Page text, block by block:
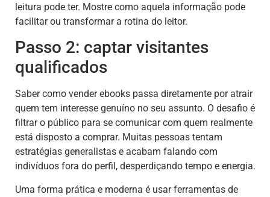
leitura pode ter. Mostre como aquela informação pode
facilitar ou transformar a rotina do leitor.
Passo 2: captar visitantes
qualificados
Saber como vender ebooks passa diretamente por atrair
quem tem interesse genuíno no seu assunto. O desafio é
filtrar o público para se comunicar com quem realmente
está disposto a comprar. Muitas pessoas tentam
estratégias generalistas e acabam falando com
indivíduos fora do perfil, desperdiçando tempo e energia.
Uma forma prática e moderna é usar ferramentas de